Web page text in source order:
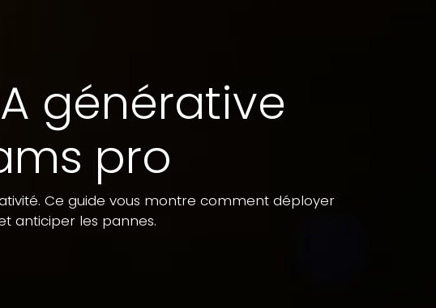
générative
pro
Ce guide vous montre comment déployer
anticiper les pannes.